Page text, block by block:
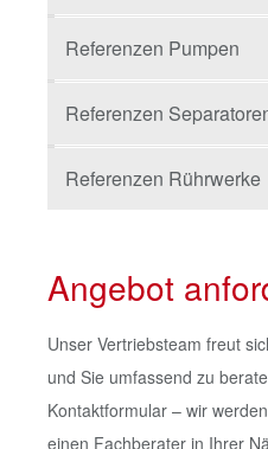
Referenzen Pumpen
Referenzen
Referenzen Rührwerke
Angebot
Unser Vertriebsteam freut
und Sie umfassend zu
Kontaktformular – wir
einen Fachberater in Ihrer